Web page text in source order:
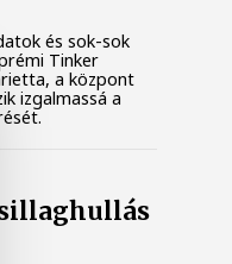
és sok-sok
Tinker
a központ
izgalmassá a